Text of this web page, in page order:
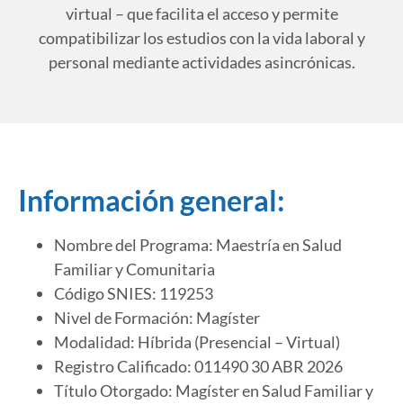
virtual – que facilita el acceso y permite
compatibilizar los estudios con la vida laboral y
personal mediante actividades asincrónicas.
Información general:
Nombre del Programa: Maestría en Salud
Familiar y Comunitaria
Código SNIES: 119253
Nivel de Formación: Magíster
Modalidad: Híbrida (Presencial – Virtual)
Registro Calificado: 011490 30 ABR 2026
Título Otorgado: Magíster en Salud Familiar y